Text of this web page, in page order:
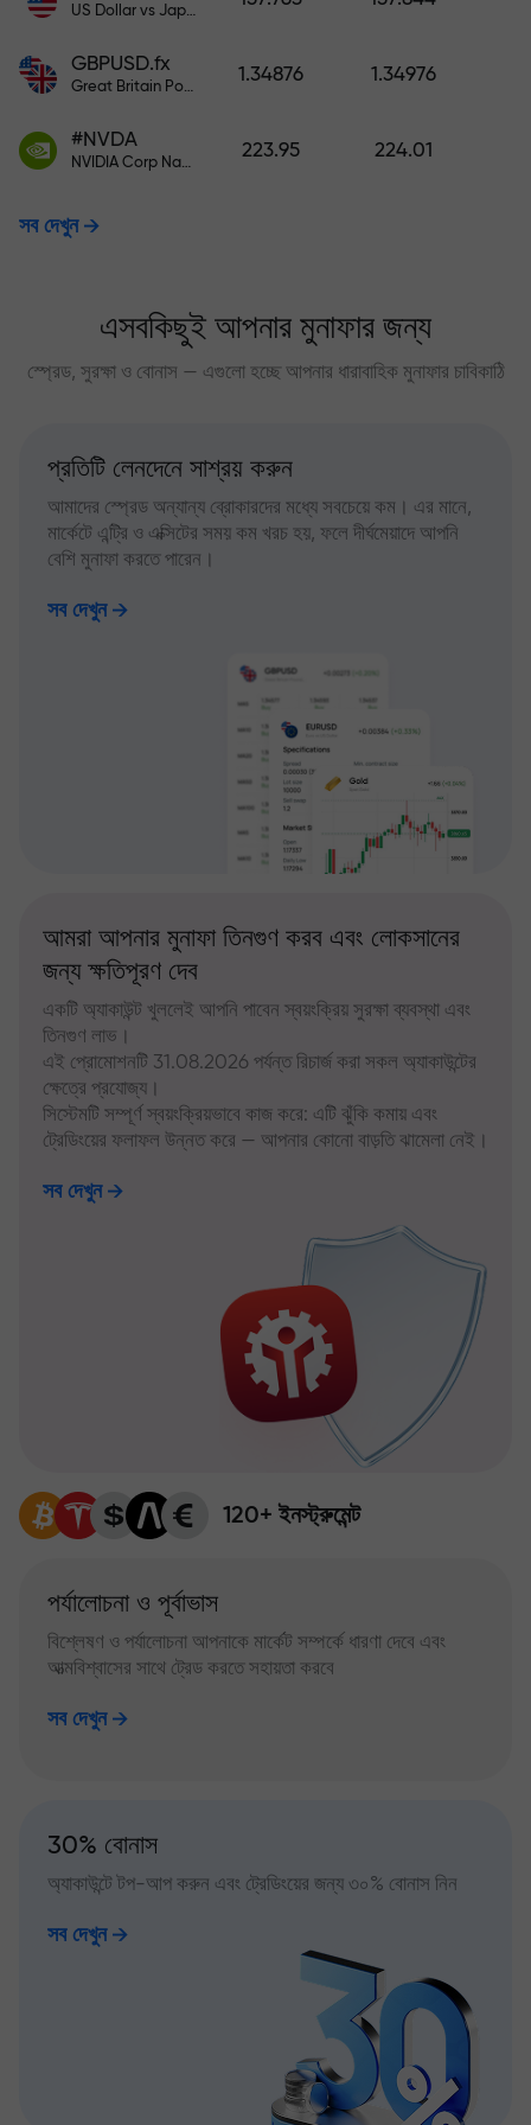
US Dollar vs Japanese Yen
GBPUSD.fx
Great Britain Pound vs US Dollar
1.34876 1.34976
#NVDA
NVIDIA Corp Nasdaq Stock Exchange (Nasdaq) USD
223.95 224.01
সব দেখুন
এসবকিছুই আপনার মুনাফার জন্য
স্প্রেড, সুরক্ষা ও বোনাস — এগুলো হচ্ছে আপনার ধারাবাহিক মুনাফার চাবিকাঠি
প্রতিটি লেনদেনে সাশ্রয় করুন
আমাদের স্প্রেড অন্যান্য ব্রোকারদের মধ্যে সবচেয়ে কম। এর মানে,
মার্কেটে এন্ট্রি ও এক্সিটের সময় কম খরচ হয়, ফলে দীর্ঘমেয়াদে আপনি
বেশি মুনাফা করতে পারেন।
সব দেখুন
আমরা আপনার মুনাফা তিনগুণ করব এবং লোকসানের
জন্য ক্ষতিপূরণ দেব
একটি অ্যাকাউন্ট খুললেই আপনি পাবেন স্বয়ংক্রিয় সুরক্ষা ব্যবস্থা এবং
তিনগুণ লাভ।
এই প্রোমোশনটি 31.08.2026 পর্যন্ত রিচার্জ করা সকল অ্যাকাউন্টের
ক্ষেত্রে প্রযোজ্য।
সিস্টেমটি সম্পূর্ণ স্বয়ংক্রিয়ভাবে কাজ করে: এটি ঝুঁকি কমায় এবং
ট্রেডিংয়ের ফলাফল উন্নত করে — আপনার কোনো বাড়তি ঝামেলা নেই।
সব দেখুন
120+ ইনস্ট্রুমেন্ট
পর্যালোচনা ও পূর্বাভাস
বিশ্লেষণ ও পর্যালোচনা আপনাকে মার্কেট সম্পর্কে ধারণা দেবে এবং
আত্মবিশ্বাসের সাথে ট্রেড করতে সহায়তা করবে
সব দেখুন
30% বোনাস
অ্যাকাউন্টে টপ-আপ করুন এবং ট্রেডিংয়ের জন্য ৩০% বোনাস নিন
সব দেখুন